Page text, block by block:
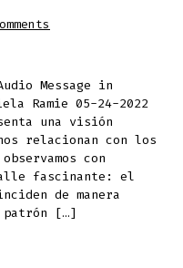
¿Qué
Testamento
Habla
De
Los
Caballos
Del
Apocalipsis?
Which
Book
In
The
Old
Testament
Message in
Ramie 05-24-2022
una visión
relacionan con los
con
fascinante: el
de manera
[…]